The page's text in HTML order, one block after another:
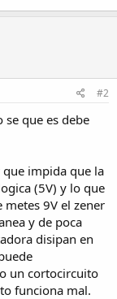
#2
se que es debe
que impida que la
(5V) y lo que
metes 9V el zener
y de poca
disipan en
un cortocircuito
funciona mal.